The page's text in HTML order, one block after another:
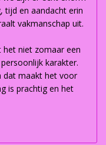
tijd en aandacht erin
vakmanschap uit.
niet zomaar een
karakter.
dat maakt het voor
is prachtig en het